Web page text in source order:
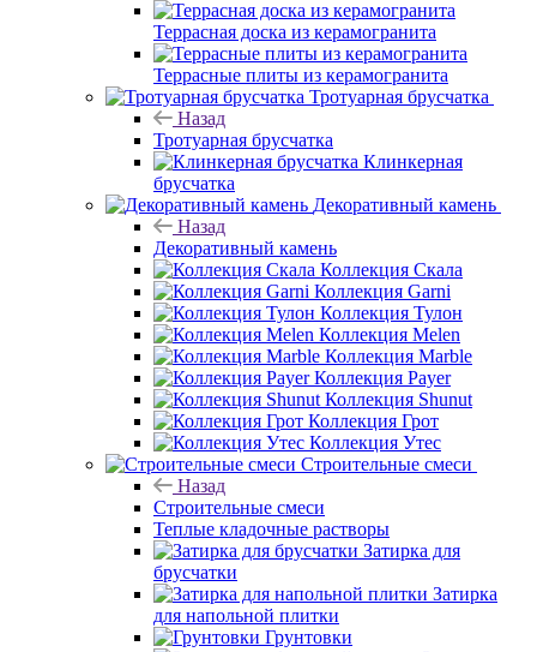
Террасная доска из керамогранита
Террасные плиты из керамогранита
Тротуарная брусчатка
Назад
Тротуарная брусчатка
Клинкерная
брусчатка
Декоративный камень
Назад
Декоративный камень
Коллекция Скала
Коллекция Garni
Коллекция Тулон
Коллекция Melen
Коллекция Marble
Коллекция Payer
Коллекция Shunut
Коллекция Грот
Коллекция Утес
Строительные смеси
Назад
Строительные смеси
Теплые кладочные растворы
Затирка для
брусчатки
Затирка
для напольной плитки
Грунтовки